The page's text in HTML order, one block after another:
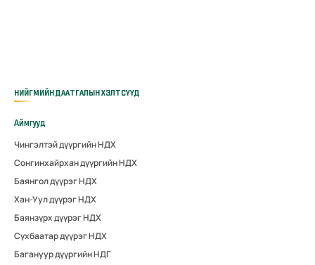
НИЙГМИЙН ДААТГАЛЫН ХЭЛТСҮҮД
Аймгууд
Чингэлтэй дүүргийн НДХ
Сонгинхайрхан дүүргийн НДХ
Баянгол дүүрэг НДХ
Хан-Уул дүүрэг НДХ
Баянзүрх дүүрэг НДХ
Сүхбаатар дүүрэг НДХ
Багануур дүүргийн НДГ